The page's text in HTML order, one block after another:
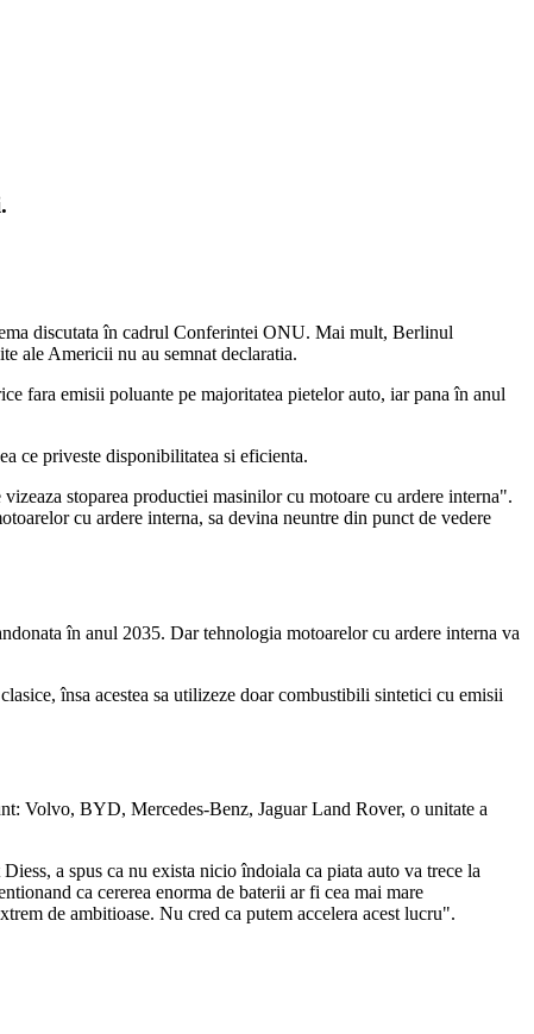
discutata în cadrul Conferintei ONU. Mai mult, Berlinul
ale Americii nu au semnat declaratia.
fara emisii poluante pe majoritatea pietelor auto, iar pana în anul
ce priveste disponibilitatea si eficienta.
stoparea productiei masinilor cu motoare cu ardere interna".
cu ardere interna, sa devina neuntre din punct de vedere
în anul 2035. Dar tehnologia motoarelor cu ardere interna va
însa acestea sa utilizeze doar combustibili sintetici cu emisii
Volvo, BYD, Mercedes-Benz, Jaguar Land Rover, o unitate a
a spus ca nu exista nicio îndoiala ca piata auto va trece la
ca cererea enorma de baterii ar fi cea mai mare
de ambitioase. Nu cred ca putem accelera acest lucru".